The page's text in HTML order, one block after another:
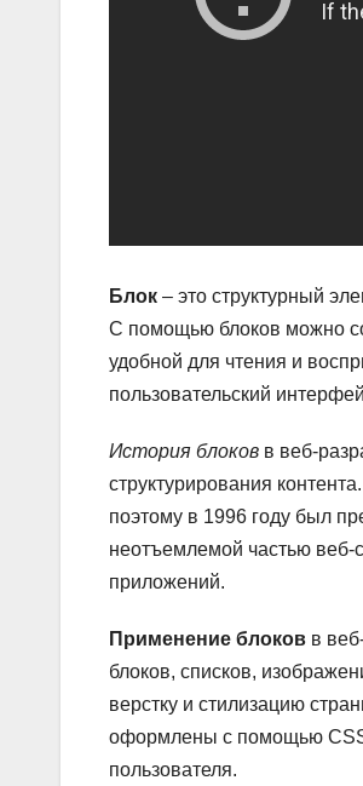
Блок – это структурный
С помощью блоков можно
удобной для чтения и
пользовательский
История блоков в веб-
структурирования
поэтому в 1996 году был
неотъемлемой частью веб-
приложений.
Применение блоков в
блоков, списков,
верстку и стилизацию
оформлены с помощью CSS,
пользователя.